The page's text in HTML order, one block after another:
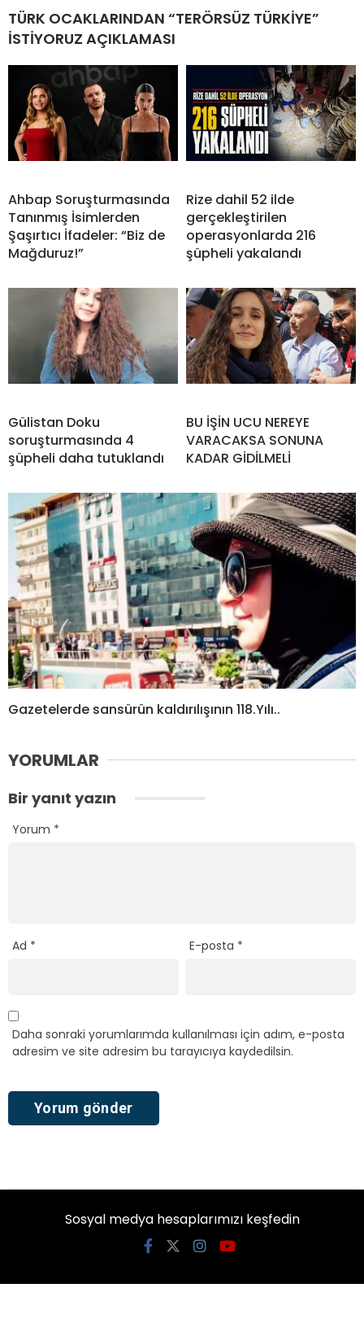
TÜRK OCAKLARINDAN “TERÖRSÜZ TÜRKİYE”
İSTİYORUZ AÇIKLAMASI
Ahbap Soruşturmasında
Tanınmış İsimlerden
Şaşırtıcı İfadeler: “Biz de
Mağduruz!”
Rize dahil 52 ilde
gerçekleştirilen
operasyonlarda 216
şüpheli yakalandı
Gülistan Doku
soruşturmasında 4
şüpheli daha tutuklandı
BU İŞİN UCU NEREYE
VARACAKSA SONUNA
KADAR GİDİLMELİ
Gazetelerde sansürün kaldırılışının 118.Yılı..
YORUMLAR
Bir yanıt yazın
Yorum *
Ad * E-posta *
Daha sonraki yorumlarımda kullanılması için adım, e-posta
adresim ve site adresim bu tarayıcıya kaydedilsin.
Sosyal medya hesaplarımızı keşfedin